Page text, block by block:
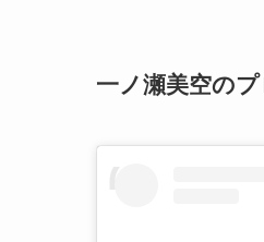
一ノ瀬美空の